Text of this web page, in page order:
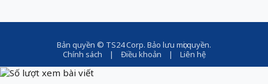
Bản quyền © TS24 Corp. Bảo lưu mọi quyền.
Chính sách | Điều khoản | Liên hệ